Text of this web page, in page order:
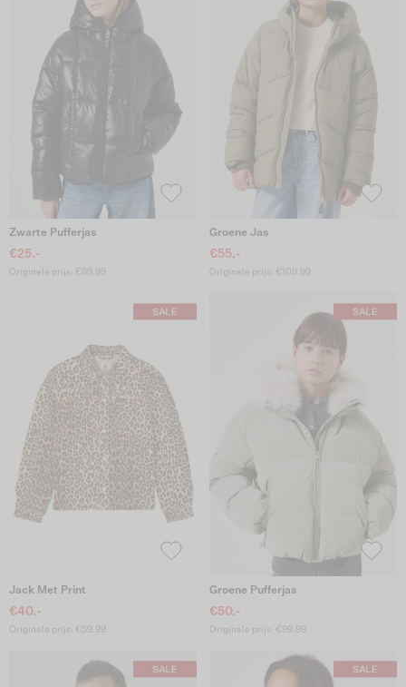
Zwarte Pufferjas
€25.-
Originele prijs: €89.99
Groene Jas
€55.-
Originele prijs: €109.99
Jack Met Print
€40.-
Originele prijs: €59.99
Groene Pufferjas
€50.-
Originele prijs: €99.99